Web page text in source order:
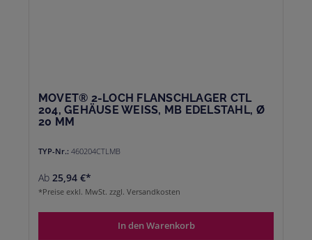
MOVET® 2-LOCH FLANSCHLAGER CTL
204, GEHÄUSE WEISS, MB EDELSTAHL, Ø 2
0 MM
TYP-Nr.: 460204CTLMB
Ab 25,94 €*
*Preise exkl. MwSt. zzgl. Versandkosten
In den Warenkorb